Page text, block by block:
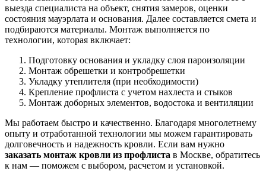
выезда специалиста на объект, снятия замеров, оценки
состояния мауэрлата и основания. Далее составляется смета и
подбираются материалы. Монтаж выполняется по
технологии, которая включает:
Подготовку основания и укладку слоя пароизоляции
Монтаж обрешетки и контробрешетки
Укладку утеплителя (при необходимости)
Крепление профлиста с учетом нахлеста и стыков
Монтаж доборных элементов, водостока и вентиляции
Мы работаем быстро и качественно. Благодаря многолетнему
опыту и отработанной технологии мы можем гарантировать
долговечность и надежность кровли. Если вам нужно
заказать монтаж кровли из профлиста в Москве, обратитесь
к нам — поможем с выбором, расчетом и установкой.